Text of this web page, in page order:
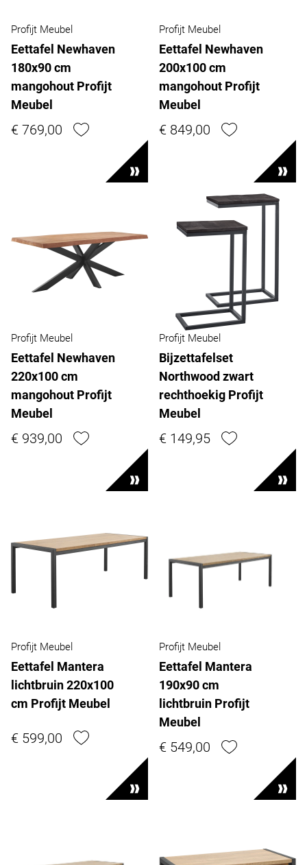
Profijt Meubel
Eettafel Newhaven
180x90 cm
mangohout Profijt
Meubel
€ 769,00
Profijt Meubel
Eettafel Newhaven
200x100 cm
mangohout Profijt
Meubel
€ 849,00
Profijt Meubel
Eettafel Newhaven
220x100 cm
mangohout Profijt
Meubel
€ 939,00
Profijt Meubel
Bijzettafelset
Northwood zwart
rechthoekig Profijt
Meubel
€ 149,95
Profijt Meubel
Eettafel Mantera
lichtbruin 220x100
cm Profijt Meubel
€ 599,00
Profijt Meubel
Eettafel Mantera
190x90 cm
lichtbruin Profijt
Meubel
€ 549,00